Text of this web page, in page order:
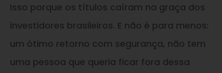
Isso porque os títulos caíram na graça dos
investidores brasileiros. E não é para menos:
um ótimo retorno com segurança, não tem
uma pessoa que queria ficar fora dessa